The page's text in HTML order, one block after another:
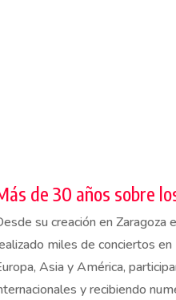
de 30 años sobre
su creación en Zaragoza
miles de conciertos
Asia y América,
y recibiendo